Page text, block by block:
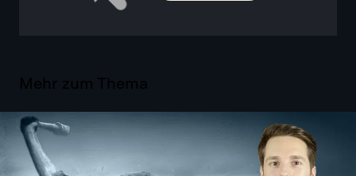
Mehr zum Thema